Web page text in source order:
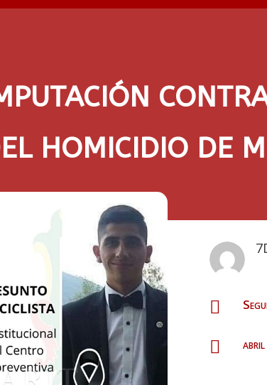
HOMICIDIO DE

